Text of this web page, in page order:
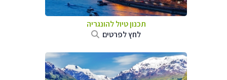
תכנון טיול להונגריה
לחץ לפרטים